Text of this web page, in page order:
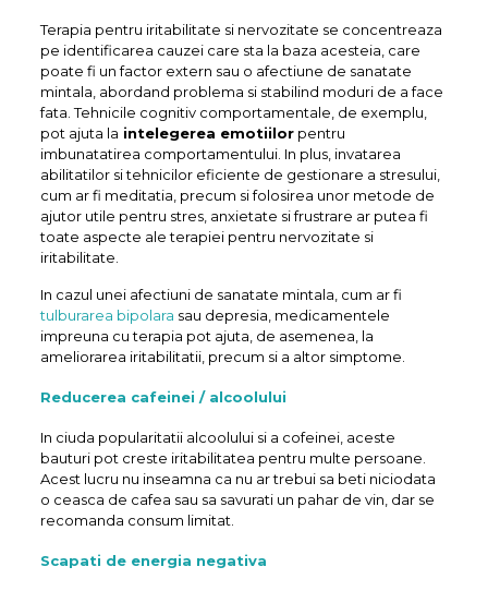
Terapia pentru iritabilitate si nervozitate se concentreaza
pe identificarea cauzei care sta la baza acesteia, care
poate fi un factor extern sau o afectiune de sanatate
mintala, abordand problema si stabilind moduri de a face
fata. Tehnicile cognitiv comportamentale, de exemplu,
pot ajuta la intelegerea emotiilorpentru
imbunatatirea comportamentului. In plus, invatarea
abilitatilor si tehnicilor eficiente de gestionare a stresului,
cum ar fi meditatia, precum si folosirea unor metode de
ajutor utile pentru stres, anxietate si frustrare ar putea fi
toate aspecte ale terapiei pentru nervozitate si
iritabilitate.
In cazul unei afectiuni de sanatate mintala, cum ar fi
tulburarea bipolara sau depresia, medicamentele
impreuna cu terapia pot ajuta, de asemenea, la
ameliorarea iritabilitatii, precum si a altor simptome.
Reducerea cafeinei / alcoolului
In ciuda popularitatii alcoolului si a cofeinei, aceste
bauturi pot creste iritabilitatea pentru multe persoane.
Acest lucru nu inseamna ca nu ar trebui sa beti niciodata
o ceasca de cafea sau sa savurati un pahar de vin, dar se
recomanda consum limitat.
Scapati de energia negativa